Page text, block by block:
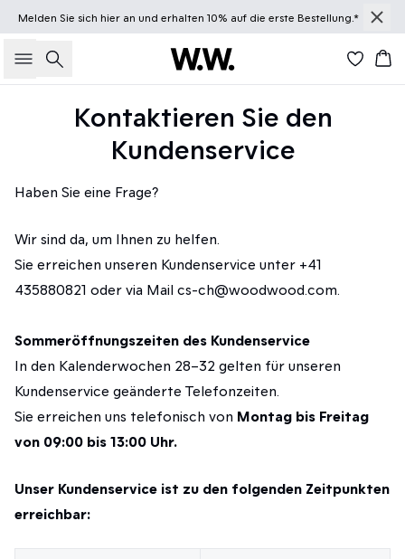
Melden Sie sich hieran und erhalten 10% auf die erste Bestellung.*
Suche
Kontaktieren Sie den
Kundenservice
Haben Sie eine Frage?
Wir sind da, um Ihnen zu helfen.
Sie erreichen unseren Kundenservice unter +41
435880821 oder via Mail cs-ch@woodwood.com.
Sommeröffnungszeiten des Kundenservice
In den Kalenderwochen 28–32 gelten für unseren
Kundenservice geänderte Telefonzeiten.
Sie erreichen uns telefonisch von Montag bis Freitag
von 09:00 bis 13:00 Uhr.
Unser Kundenservice ist zu den folgenden Zeitpunkten
erreichbar: